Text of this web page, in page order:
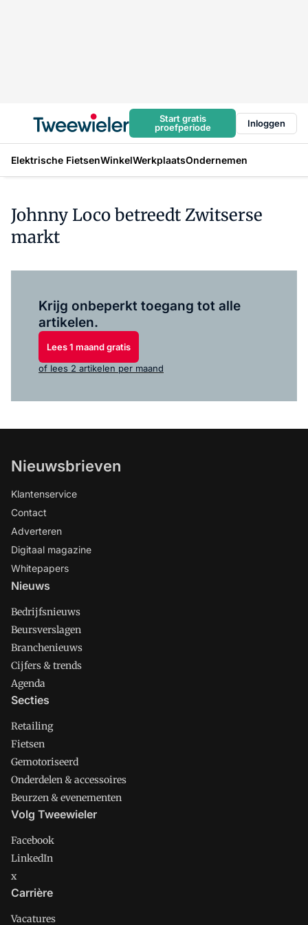
Start gratis
proefperiode
Inloggen
Elektrische FietsenWinkelWerkplaatsOndernemen
Johnny Loco betreedt Zwitserse
markt
Krijg onbeperkt toegang tot alle
artikelen.
Lees 1 maand gratis
of lees 2 artikelen per maand
Nieuwsbrieven
Klantenservice
Contact
Adverteren
Digitaal magazine
Whitepapers
Nieuws
Bedrijfsnieuws
Beursverslagen
Branchenieuws
Cijfers & trends
Agenda
Secties
Retailing
Fietsen
Gemotoriseerd
Onderdelen & accessoires
Beurzen & evenementen
Volg Tweewieler
Facebook
LinkedIn
x
Carrière
Vacatures